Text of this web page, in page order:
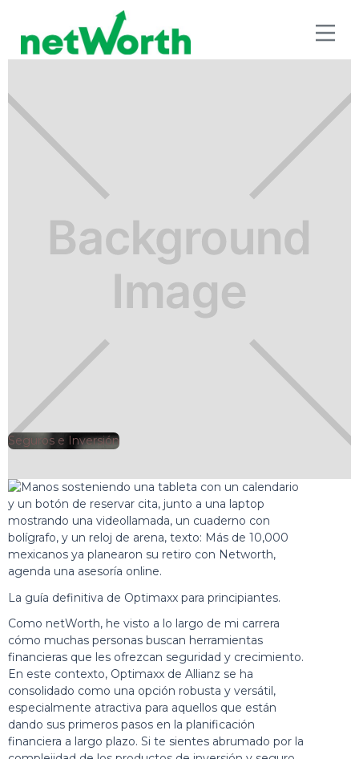
SEGUROS E INVERSIÓN
Jorge Gutiérrez
Seguros e Inversión
La guía definitiva de Optimaxx para principiantes.
Como netWorth, he visto a lo largo de mi carrera
cómo muchas personas buscan herramientas
financieras que les ofrezcan seguridad y crecimiento.
En este contexto, Optimaxx de Allianz se ha
consolidado como una opción robusta y versátil,
especialmente atractiva para aquellos que están
dando sus primeros pasos en la planificación
financiera a largo plazo. Si te sientes abrumado por la